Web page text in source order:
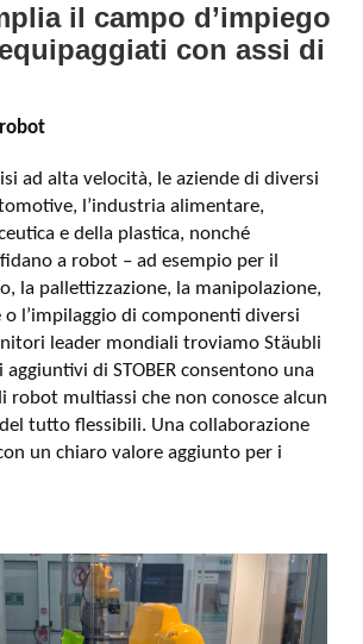
il campo d’impiego
con assi di
ad alta velocità, le aziende di diversi
l’industria alimentare,
e della plastica, nonché
a robot – ad esempio per il
la pallettizzazione, la manipolazione,
o l’impilaggio di componenti diversi
leader mondiali troviamo Stäubli
aggiuntivi di STOBER consentono una
robot multiassi che non conosce alcun
tutto flessibili. Una collaborazione
un chiaro valore aggiunto per i